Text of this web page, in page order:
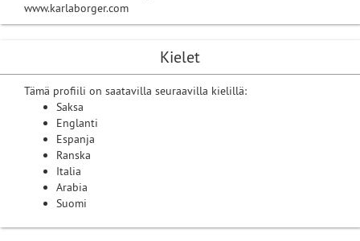
www.karlaborger.com
Kielet
Tämä profiili on saatavilla seuraavilla kielillä:
Saksa
Englanti
Espanja
Ranska
Italia
Arabia
Suomi